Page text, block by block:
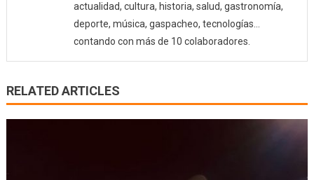
actualidad, cultura, historia, salud, gastronomía,
deporte, música, gaspacheo, tecnologías…
contando con más de 10 colaboradores.
RELATED ARTICLES